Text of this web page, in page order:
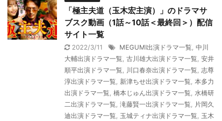
「極主夫道（玉木宏主演）」のドラマサ
ブスク動画（1話～10話＜最終回＞）配信
サイト一覧
2022/3/11 MEGUMI出演ドラマ一覧 中川
大輔出演ドラマ一覧 古川雄大出演ドラマ一覧 安井
順平出演ドラマ一覧
川口春奈出演ドラマ一覧 志尊
淳出演ドラマ一覧
新津ちせ出演ドラマ一覧 本多力
出演ドラマ一覧 橋本じゅん出演ドラマ一覧
水橋研
二出演ドラマ一覧 滝藤賢一出演ドラマ一覧
片岡久
迪出演ドラマ一覧
玉城ティナ出演ドラマ一覧
玉木